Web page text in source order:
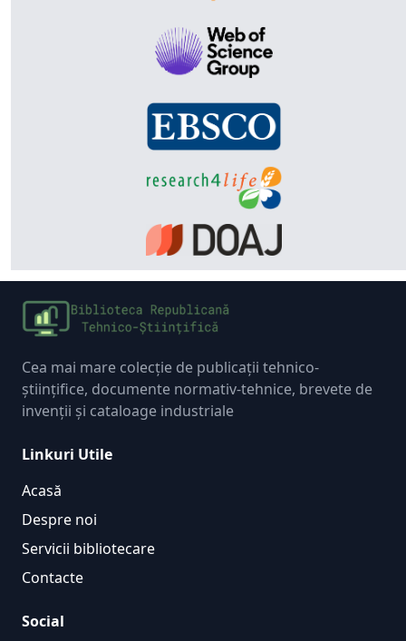
Cea mai mare colecție de publicații tehnico-
științifice, documente normativ-tehnice, brevete de
invenții și cataloage industriale
Linkuri Utile
Acasă
Despre noi
Servicii bibliotecare
Contacte
Social